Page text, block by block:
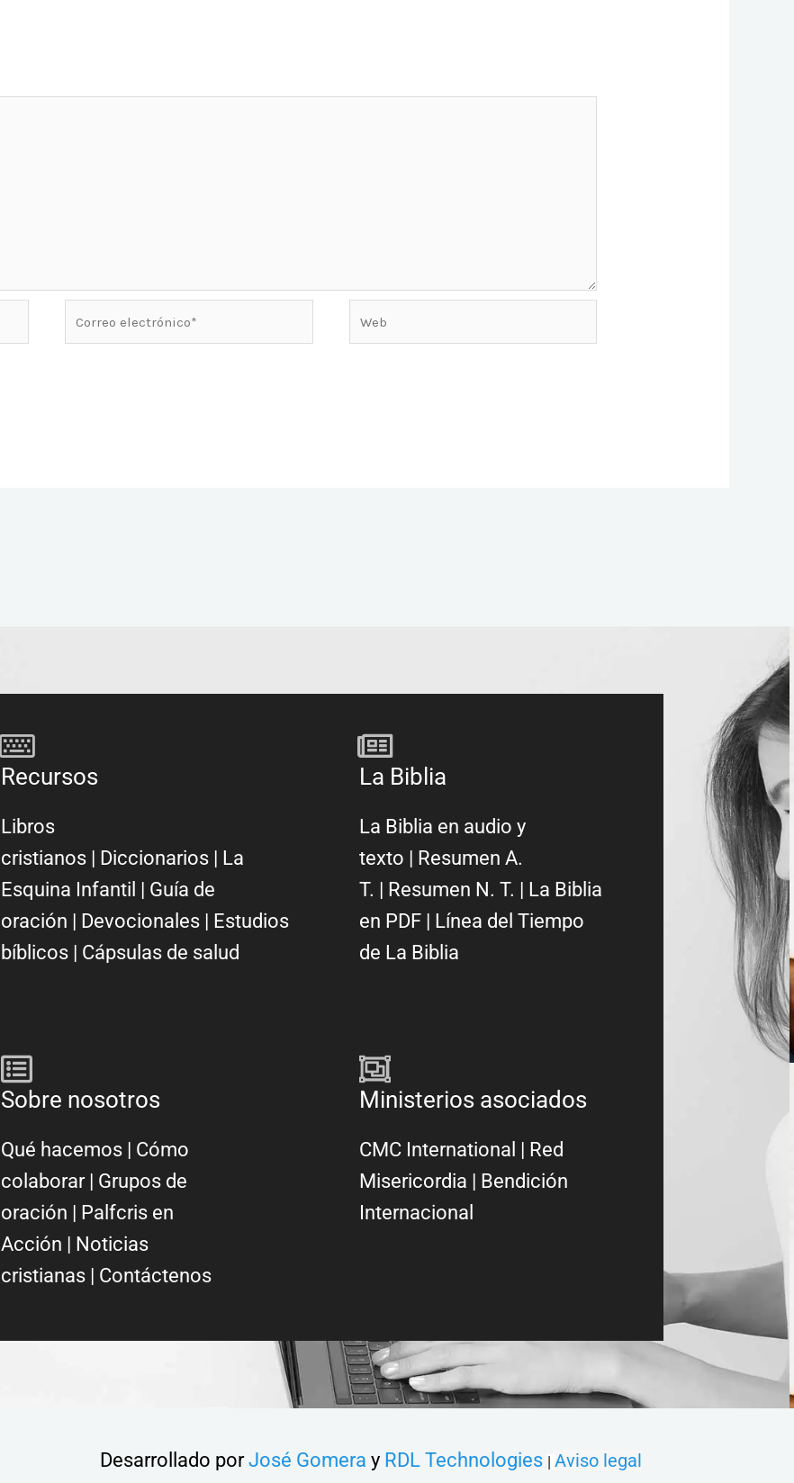
Correo
electrónico*
Web
Recursos
Libros
cristianos| Diccionarios| La
Esquina Infantil | Guía de
oración | Devocionales| Estudios
bíblicos| Cápsulas de salud
La Biblia
La Biblia en audio y
texto | Resumen A.
T. | Resumen N. T. | La Biblia
en PDF| Línea del Tiempo
de La Biblia
Sobre nosotros
Qué hacemos| Cómo
colaborar| Grupos de
oración | Palfcris en
Acción | Noticias
cristianas| Contáctenos
Ministerios asociados
CMC International | Red
Misericordia | Bendición
Internacional
Desarrollado porJosé Gomera y RDL Technologies Aviso legal